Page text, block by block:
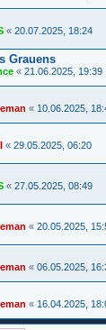
« 20.07.2025, 18:24
Grauens
« 21.06.2025, 19:39
« 10.06.2025,
« 29.05.2025, 06:20
« 27.05.2025, 08:49
« 20.05.2025,
« 06.05.2025,
« 16.04.2025,